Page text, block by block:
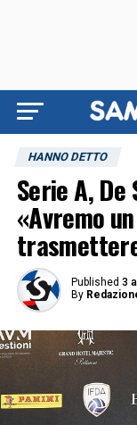
HANNO DETTO
Serie A,
«Avremo
Published 3
By